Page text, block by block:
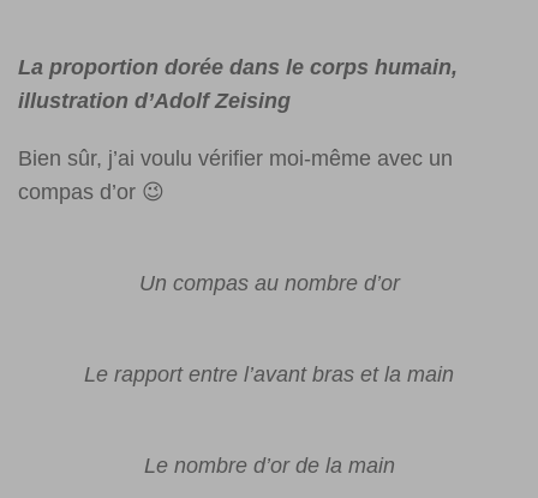
La proportion dorée dans le corps humain,
illustration d’Adolf Zeising
Bien sûr, j’ai voulu vérifier moi-même avec un
compas d’or 😉
Un compas au nombre d’or
Le rapport entre l’avant bras et la main
Le nombre d’or de la main